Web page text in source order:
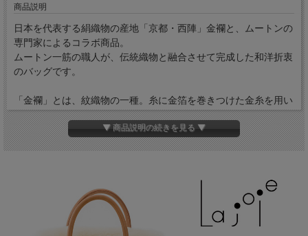
商品説明
日本を代表する絹織物の産地「京都・西陣」金襴と、ムートンの
専門家によるコラボ商品。
ムートン一筋の職人が、伝統織物と融合させて完成した和洋折衷
のバッグです。
「金襴」とは、紋織物の一種。糸に金箔を巻きつけた金糸を用い
て、紋様をあらわした布地の事です。
古くから茶道具や香道具・ひな人形や羽子板などに使われてきた
織物の中でも、特に豪華な織物です。
ムートンは、品質の高さが世界的に認められているオーストラリ
アのシープスキンメーカー「ＡＵＳＫＩＮ」社の原皮を使用。
あたたかなムートンときらびやかな金襴という、このコラボでし
▼ 商品説明の続きを見る ▼